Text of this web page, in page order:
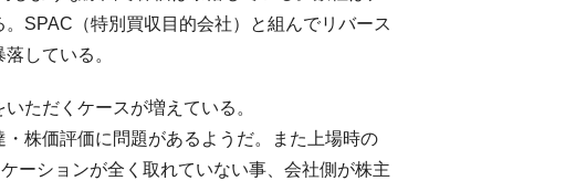
SPAC（特別買収目的会社）と組んでリバース
している。
ただくケースが増えている。
株価評価に問題があるようだ。また上場時の
ーションが全く取れていない事、会社側が株主